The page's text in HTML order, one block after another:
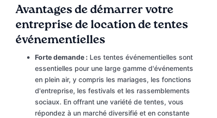
Avantages de démarrer votre
entreprise de location de tentes
événementielles
Forte demande : Les tentes événementielles sont
essentielles pour une large gamme d'événements
en plein air, y compris les mariages, les fonctions
d'entreprise, les festivals et les rassemblements
sociaux. En offrant une variété de tentes, vous
répondez à un marché diversifié et en constante